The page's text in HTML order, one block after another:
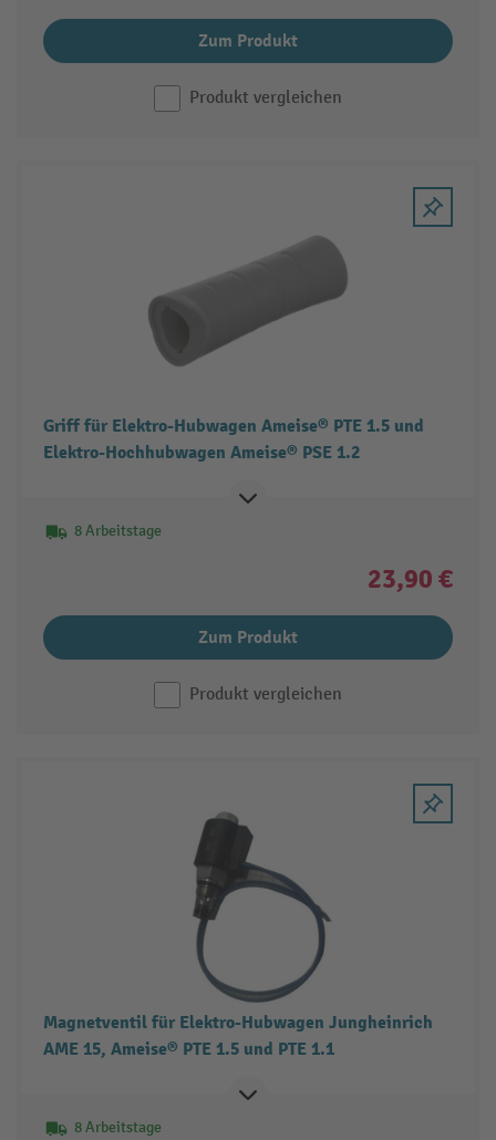
Zum Produkt
Produkt vergleichen
Griff für Elektro-Hubwagen Ameise® PTE 1.5 und
Elektro-Hochhubwagen Ameise® PSE 1.2
8 Arbeitstage
23,90 €
Zum Produkt
Produkt vergleichen
Magnetventil für Elektro-Hubwagen Jungheinrich
AME 15, Ameise® PTE 1.5 und PTE 1.1
8 Arbeitstage